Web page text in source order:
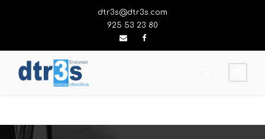
dtr3s@dtr3s.com
925 53 23 80